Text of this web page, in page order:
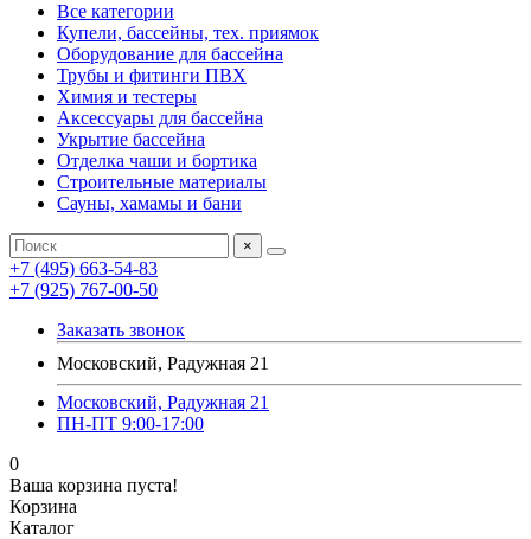
Все категории
Купели, бассейны, тех. приямок
Оборудование для бассейна
Трубы и фитинги ПВХ
Химия и тестеры
Аксессуары для бассейна
Укрытие бассейна
Отделка чаши и бортика
Строительные материалы
Сауны, хамамы и бани
×
+7 (495) 663-54-83
+7 (925) 767-00-50
Заказать звонок
Московский, Радужная 21
Московский, Радужная 21
ПН-ПТ 9:00-17:00
0
Ваша корзина пуста!
Корзина
Каталог